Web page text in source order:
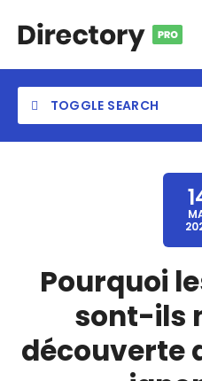
TOGGLE SEARCH
Location
Pourquoi
sont-ils
découverte